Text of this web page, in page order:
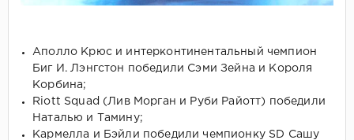
Аполло Крюс и интерконтинентальный чемпион
Биг И. Лэнгстон победили Сэми Зейна и Короля
Корбина;
Riott Squad (Лив Морган и Руби Райотт) победили
Наталью и Тамину;
Кармелла и Бэйли победили чемпионку SD Сашу